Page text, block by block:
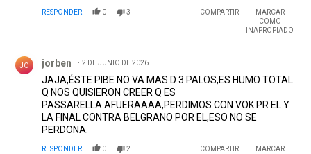
RESPONDER 0 3 COMPARTIR
MARCAR
COMO
INAPROPIADO
JO jorben 2 DE JUNIO DE 2026
JAJA,ÉSTE PIBE NO VA MAS D 3 PALOS,ES HUMO TOTAL
Q NOS QUISIERON CREER Q ES
PASSARELLA.AFUERAAAA,PERDIMOS CON VOK PR EL Y
LA FINAL CONTRA BELGRANO POR EL,ESO NO SE
PERDONA.
RESPONDER 0 2 COMPARTIR
MARCAR